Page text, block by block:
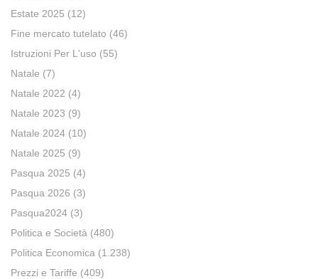
Estate 2025 (12)
Fine mercato tutelato (46)
Istruzioni Per L'uso (55)
Natale (7)
Natale 2022 (4)
Natale 2023 (9)
Natale 2024 (10)
Natale 2025 (9)
Pasqua 2025 (4)
Pasqua 2026 (3)
Pasqua2024 (3)
Politica e Società (480)
Politica Economica (1.238)
Prezzi e Tariffe (409)